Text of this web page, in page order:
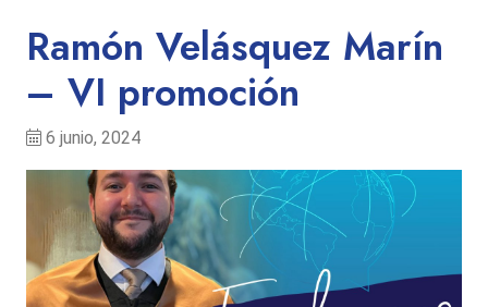
Ramón Velásquez Marín
– VI promoción
6 junio, 2024